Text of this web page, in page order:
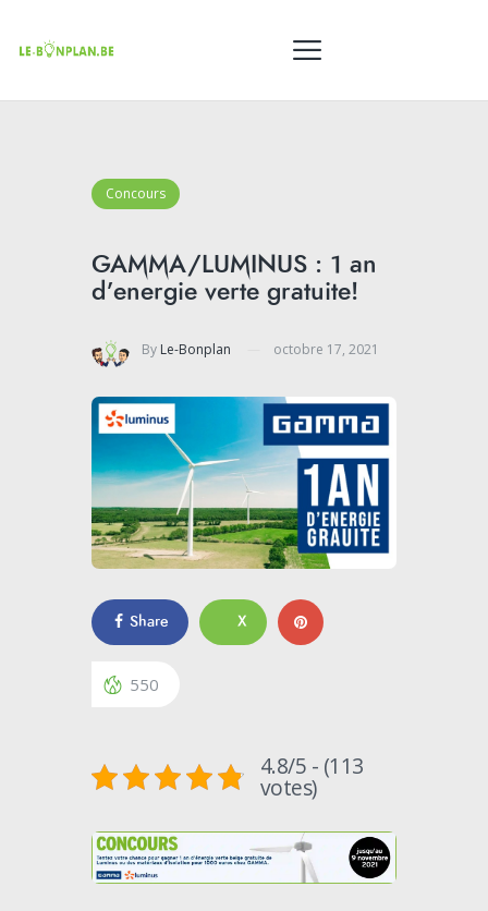
Concours
GAMMA/LUMINUS : 1 an
d’energie verte gratuite!
By Le-Bonplan octobre 17, 2021
Share X
550
4.8/5 - (113
votes)